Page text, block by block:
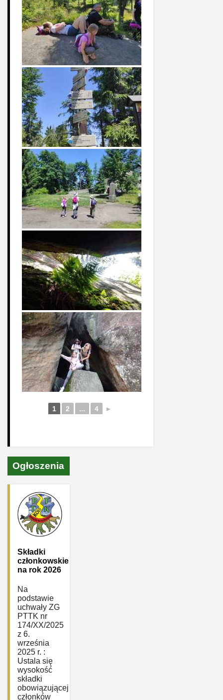
1 2 ... 4 ►
Ogłoszenia
Składki
członkowskie
na rok 2026
Na
podstawie
uchwały ZG
PTTK nr
174/XX/2025
z 6.
września
2025 r. :
Ustala się
wysokość
składki
obowiązującej
członków